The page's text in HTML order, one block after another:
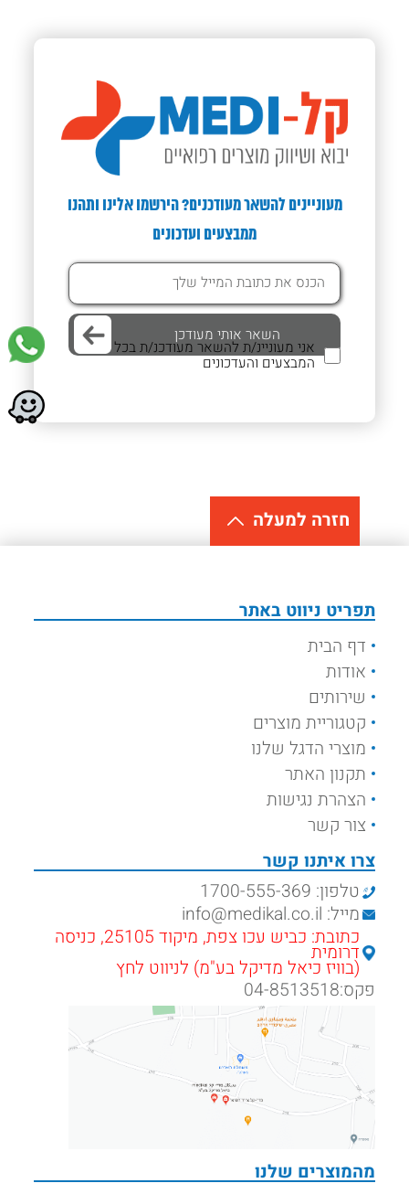
מעוניינים להשאר מעודכנים? הירשמו אלינו ותהנו
ממבצעים ועדכונים
אני מעוניינ/ת להשאר מעודכנ/ת בכל
המבצעים והעדכונים
חזרה למעלה
תפריט ניווט באתר
דף הבית
אודות
שירותים
קטגוריית מוצרים
מוצרי הדגל שלנו
תקנון האתר
הצהרת נגישות
צור קשר
מהמוצרים שלנו
צרו איתנו קשר
טלפון: 1700-555-369
מייל: info@medikal.co.il
כתובת: כביש עכו צפת, מיקוד 25105, כניסה
דרומית
(בוויז כיאל מדיקל בע"מ) לניווט לחץ
פקס:04-8513518